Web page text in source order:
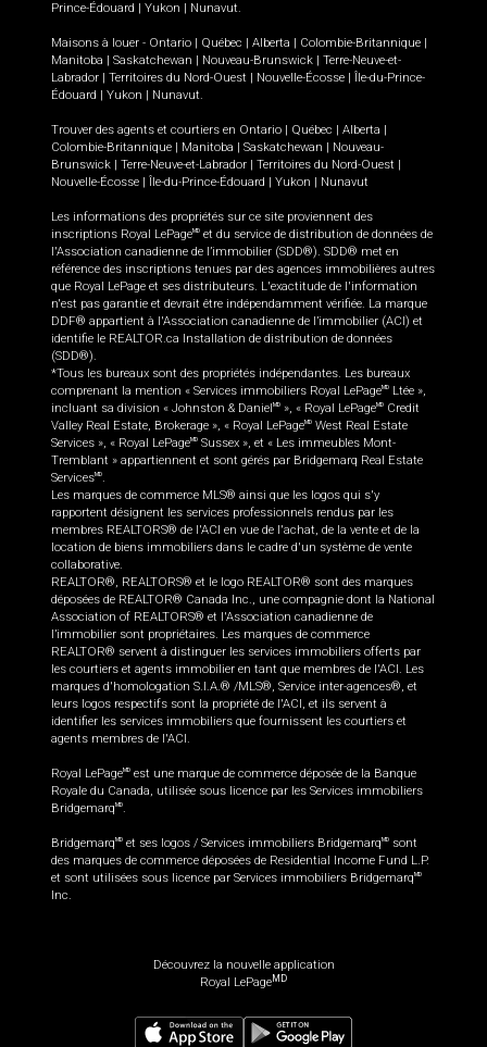
Prince-Édouard | Yukon | Nunavut.
Maisons à louer - Ontario | Québec | Alberta | Colombie-Britannique |
Manitoba | Saskatchewan | Nouveau-Brunswick | Terre-Neuve-et-
Labrador | Territoires du Nord-Ouest | Nouvelle-Écosse | Île-du-Prince-
Édouard | Yukon | Nunavut.
Trouver des agents et courtiers en Ontario | Québec | Alberta |
Colombie-Britannique | Manitoba | Saskatchewan | Nouveau-
Brunswick | Terre-Neuve-et-Labrador | Territoires du Nord-Ouest |
Nouvelle-Écosse | Île-du-Prince-Édouard | Yukon | Nunavut
Les informations des propriétés sur ce site proviennent des
inscriptions Royal LePageMD et du service de distribution de données de
l'Association canadienne de l’immobilier (SDD®). SDD® met en
référence des inscriptions tenues par des agences immobilières autres
que Royal LePage et ses distributeurs. L'exactitude de l'information
n'est pas garantie et devrait être indépendamment vérifiée. La marque
DDF® appartient à l'Association canadienne de l’immobilier (ACI) et
identifie le REALTOR.ca Installation de distribution de données
(SDD®).
*Tous les bureaux sont des propriétés indépendantes. Les bureaux
comprenant la mention « Services immobiliers Royal LePageMD
Ltée »,
incluant sa division « Johnston & DanielMD », « Royal LePageMD
Credit
Valley Real Estate, Brokerage », « Royal LePageMD West Real Estate
Services », « Royal LePageMD Sussex », et « Les immeubles Mont-
Tremblant » appartiennent et sont gérés par Bridgemarq Real Estate
ServicesMD.
Les marques de commerce MLS® ainsi que les logos qui s'y
rapportent désignent les services professionnels rendus par les
membres REALTORS® de l'ACI en vue de l'achat, de la vente et de la
location de biens immobiliers dans le cadre d'un système de vente
collaborative.
REALTOR®, REALTORS® et le logo REALTOR® sont des marques
déposées de REALTOR® Canada Inc., une compagnie dont la National
Association of REALTORS® et l'Association canadienne de
l’immobilier sont propriétaires. Les marques de commerce
REALTOR® servent à distinguer les services immobiliers offerts par
les courtiers et agents immobilier en tant que membres de l'ACI. Les
marques d'homologation S.I.A.® /MLS®, Service inter-agences®, et
leurs logos respectifs sont la propriété de l'ACI, et ils servent à
identifier les services immobiliers que fournissent les courtiers et
agents membres de l'ACI.
Royal LePageMD est une marque de commerce déposée de la Banque
Royale du Canada, utilisée sous licence par les Services immobiliers
BridgemarqMD.
BridgemarqMD et ses logos / Services immobiliers BridgemarqMD
sont
des marques de commerce déposées de Residential Income Fund L.P.
et sont utilisées sous licence par Services immobiliers BridgemarqMD
Inc.
Découvrez la nouvelle application
Royal LePageMD